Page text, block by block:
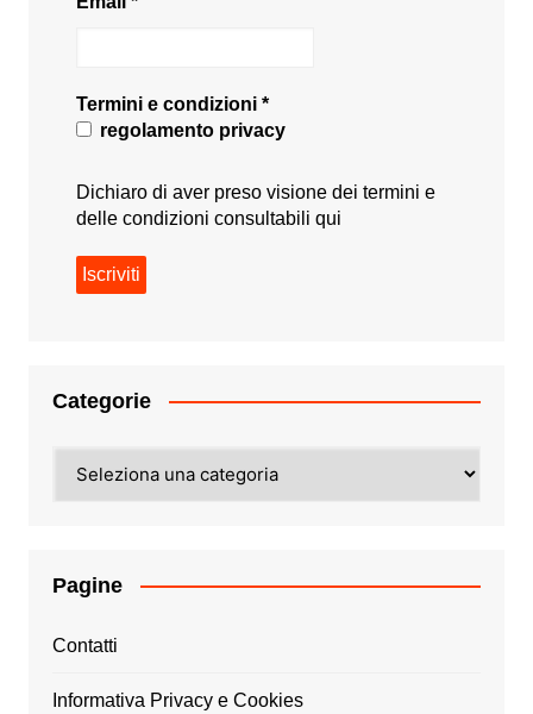
Termini e condizioni *
regolamento privacy
Dichiaro di aver preso visione dei termini e
delle condizioni consultabili qui
Categorie
Pagine
Contatti
Informativa Privacy e Cookies